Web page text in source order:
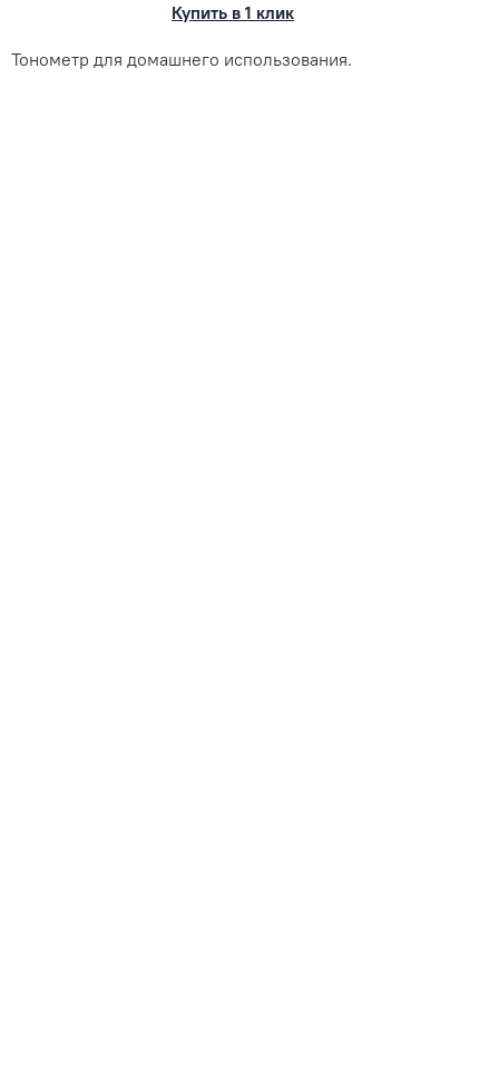
Купить в 1 клик
Тонометр для домашнего использования.